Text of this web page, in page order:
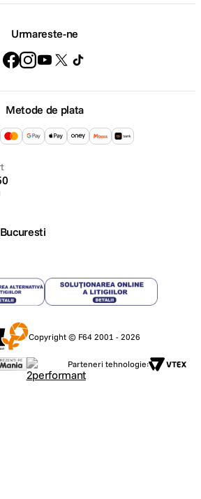
Urmareste-ne
Metode de plata
Copyright © F64 2001 - 2026
Parteneri tehnologie: